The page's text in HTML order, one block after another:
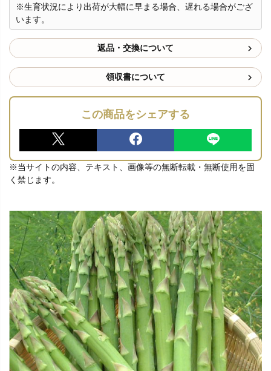
※生育状況により出荷が大幅に早まる場合、遅れる場合がござ
います。
返品・交換について
領収書について
この商品をシェアする
※当サイトの内容、テキスト、画像等の無断転載・無断使用を固
く禁じます。